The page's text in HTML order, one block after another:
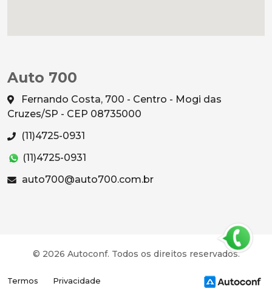
Auto 700
Fernando Costa, 700 - Centro - Mogi das
Cruzes/SP - CEP 08735000
(11)4725-0931
(11)4725-0931
auto700@auto700.com.br
© 2026 Autoconf. Todos os direitos reservados.
Termos Privacidade